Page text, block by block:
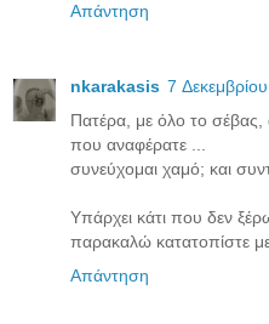
Απάντηση
nkarakasis 7
Πατέρα, με όλο το σέβας,
που αναφέρατε ...
συνεύχομαι χαμό; και
Υπάρχει κάτι που δεν
παρακαλώ κατατοπίστε
Απάντηση